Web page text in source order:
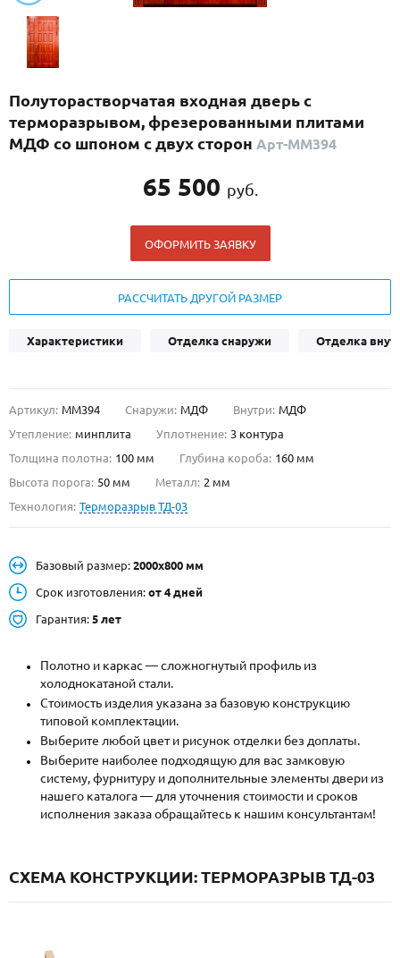
С реечным дизайном(29)
ПО НАЗНАЧЕНИЮ
ПО КОНСТРУКЦИИ
О НАС
Металлические двери от производителя с доставкой и установкой в
НАЙТИ:
INFO@META-M.RU
ЗАПРОСИТЬ РАСЧЕТ
Каталог
Записаться на замер
Полуторастворчатая входная дверь с
терморазрывом, фрезерованными плитами
МДФ со шпоном с двух сторон Арт-ММ394
65 500 руб.
ОФОРМИТЬ ЗАЯВКУ
РАССЧИТАТЬ ДРУГОЙ РАЗМЕР
Характеристики Отделка снаружи Отделка
Артикул: ММ394 Снаружи: МДФ Внутри: МДФ
Утепление: минплита Уплотнение: 3 контура
Толщина полотна: 100 мм Глубина короба: 160 мм
Высота порога: 50 мм Металл: 2 мм
Технология: Терморазрыв ТД-03
Базовый размер: 2000х800 мм
Срок изготовления: от 4 дней
Гарантия: 5 лет
Полотно и каркас — сложногнутый профиль из
холоднокатаной стали.
Стоимость изделия указана за базовую конструкцию
типовой комплектации.
Выберите любой цвет и рисунок отделки без доплаты.
Выберите наиболее подходящую для вас замковую
систему, фурнитуру и дополнительные элементы двери из
нашего каталога — для уточнения стоимости и сроков
исполнения заказа обращайтесь к нашим консультантам!
СХЕМА КОНСТРУКЦИИ: ТЕРМОРАЗРЫВ ТД-03